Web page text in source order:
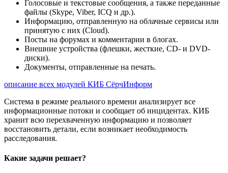
Голосовые и текстовые сообщения, а также переданные
файлы (Skype, Viber, ICQ и др.).
Информацию, отправленную на облачные сервисы или
принятую с них (Cloud).
Посты на форумах и комментарии в блогах.
Внешние устройства (флешки, жесткие, CD- и DVD-
диски).
Документы, отправленные на печать.
описание всех модулей КИБ СёрчИнформ
Система в режиме реального времени анализирует все
информационные потоки и сообщает об инцидентах. КИБ
хранит всю перехваченную информацию и позволяет
восстановить детали, если возникает необходимость
расследования.
Какие задачи решает?